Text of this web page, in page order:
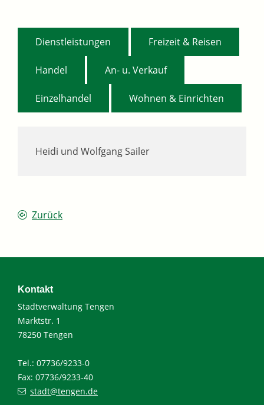
Heidi und WolfgangSailer
Dienstleistungen Freizeit & Reisen
Handel An- u. Verkauf
Einzelhandel Wohnen & Einrichten
Zurück
Kontakt
Stadtverwaltung Tengen
Marktstr. 1
78250 Tengen
Tel.: 07736/9233-0
Fax: 07736/9233-40
stadt@tengen.de